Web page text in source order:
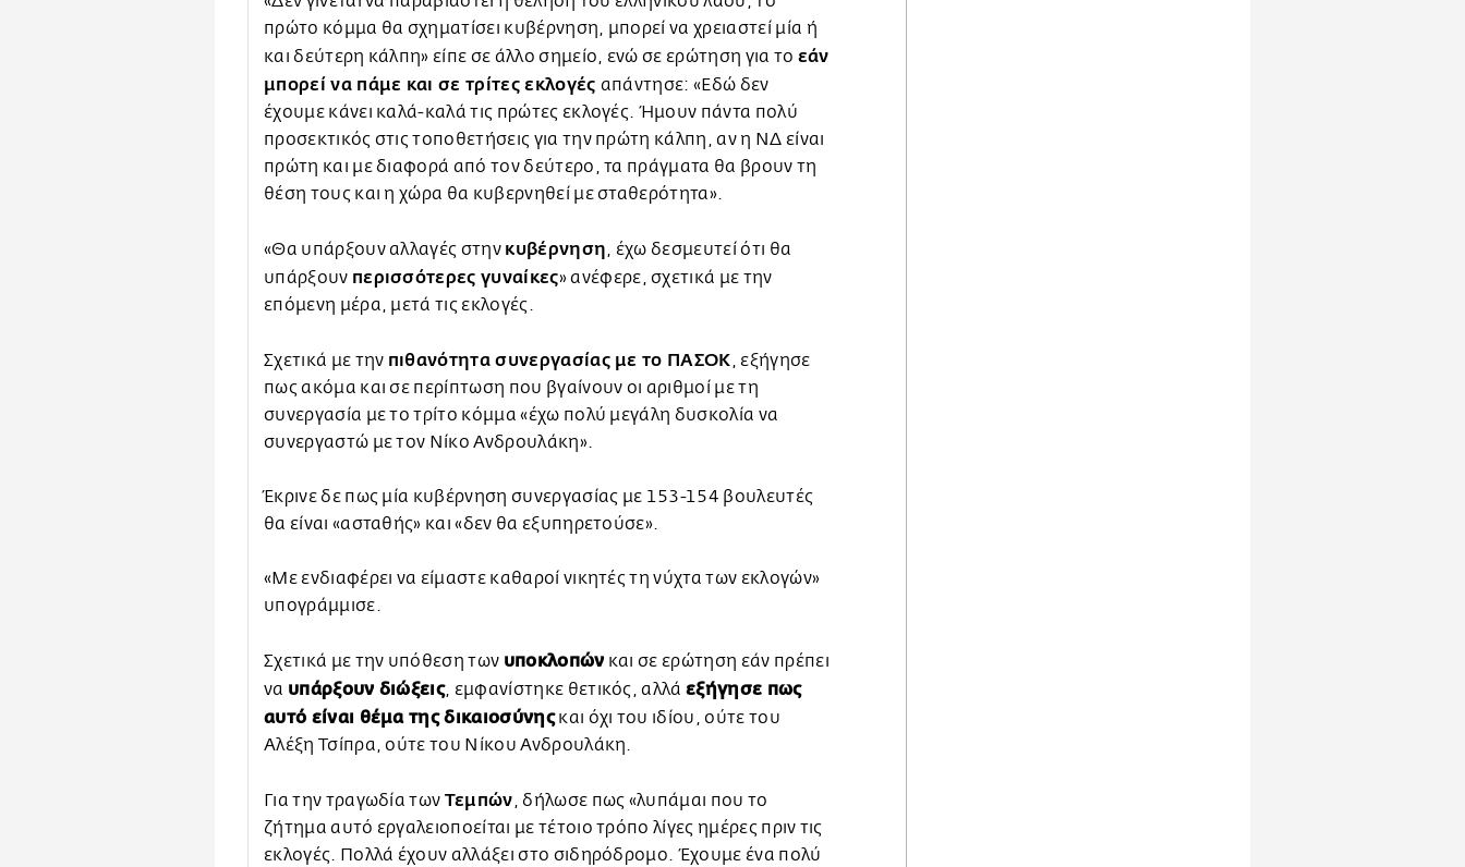
πρώτο κόμμα θα σχηματίσει κυβέρνηση, μπορεί να χρειαστεί μία ή
και δεύτερη κάλπη» είπε σε άλλο σημείο, ενώ σε ερώτηση για το εάν
μπορεί να πάμε και σε τρίτες εκλογές απάντησε: «Εδώ δεν
έχουμε κάνει καλά-καλά τις πρώτες εκλογές. Ήμουν πάντα πολύ
προσεκτικός στις τοποθετήσεις για την πρώτη κάλπη, αν η ΝΔ είναι
πρώτη και με διαφορά από τον δεύτερο, τα πράγματα θα βρουν τη
θέση τους και η χώρα θα κυβερνηθεί με σταθερότητα».
«Θα υπάρξουν αλλαγές στην κυβέρνηση, έχω δεσμευτεί ότι θα
υπάρξουν περισσότερες γυναίκες» ανέφερε, σχετικά με την
επόμενη μέρα, μετά τις εκλογές.
Σχετικά με την πιθανότητα συνεργασίας με το ΠΑΣΟΚ, εξήγησε
πως ακόμα και σε περίπτωση που βγαίνουν οι αριθμοί με τη
συνεργασία με το τρίτο κόμμα «έχω πολύ μεγάλη δυσκολία να
συνεργαστώ με τον Νίκο Ανδρουλάκη».
Έκρινε δε πως μία κυβέρνηση συνεργασίας με 153-154 βουλευτές
θα είναι «ασταθής» και «δεν θα εξυπηρετούσε».
«Με ενδιαφέρει να είμαστε καθαροί νικητές τη νύχτα των εκλογών»
υπογράμμισε.
Σχετικά με την υπόθεση των υποκλοπών και σε ερώτηση εάν πρέπει
να υπάρξουν διώξεις, εμφανίστηκε θετικός, αλλάεξήγησε πως
αυτό είναι θέμα της δικαιοσύνηςκαι όχι του ιδίου, ούτε του
Αλέξη Τσίπρα, ούτε του Νίκου Ανδρουλάκη.
Για την τραγωδία των Τεμπών, δήλωσε πως «λυπάμαι που το
ζήτημα αυτό εργαλειοποείται με τέτοιο τρόπο λίγες ημέρες πριν τις
εκλογές. Πολλά έχουν αλλάξει στο σιδηρόδρομο. Έχουμε ένα πολύ